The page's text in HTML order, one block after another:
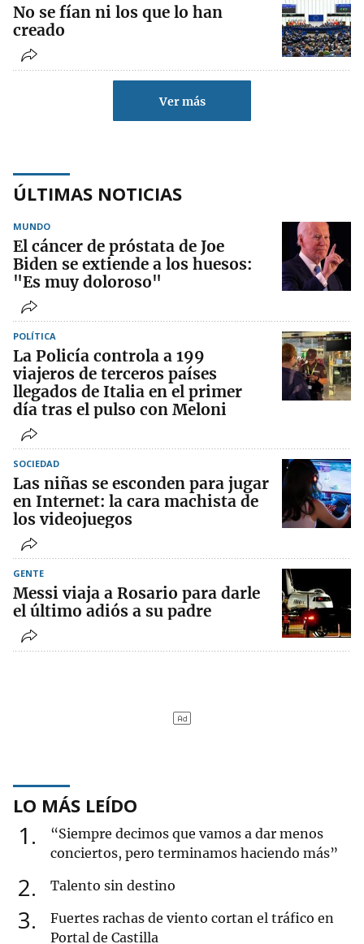
No se fían ni los que lo han
creado
Ver más
ÚLTIMAS NOTICIAS
MUNDO
El cáncer de próstata de Joe
Biden se extiende a los huesos:
"Es muy doloroso"
POLÍTICA
La Policía controla a 199
viajeros de terceros países
llegados de Italia en el primer
día tras el pulso con Meloni
SOCIEDAD
Las niñas se esconden para jugar
en Internet: la cara machista de
los videojuegos
GENTE
Messi viaja a Rosario para darle
el último adiós a su padre
LO MÁS LEÍDO
1
“Siempre decimos que vamos a dar menos
conciertos, pero terminamos haciendo más”
2 Talento sin destino
3
Fuertes rachas de viento cortan el tráfico en
Portal de Castilla